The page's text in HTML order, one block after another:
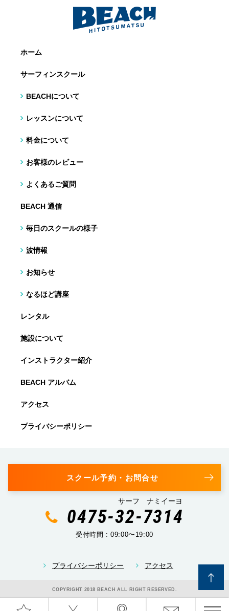
ホーム
サーフィンスクール
BEACHについて
レッスンについて
料金について
お客様のレビュー
よくあるご質問
BEACH 通信
毎日のスクールの様子
波情報
お知らせ
なるほど講座
レンタル
施設について
インストラクター紹介
BEACH アルバム
アクセス
プライバシーポリシー
スクール予約・お問合せ
サーフ ナミイーヨ
0475-32-7314
受付時間 : 09:00〜19:00
プライバシーポリシー アクセス
COPYRIGHT 2018 BEACH ALL RIGHT RESERVED.